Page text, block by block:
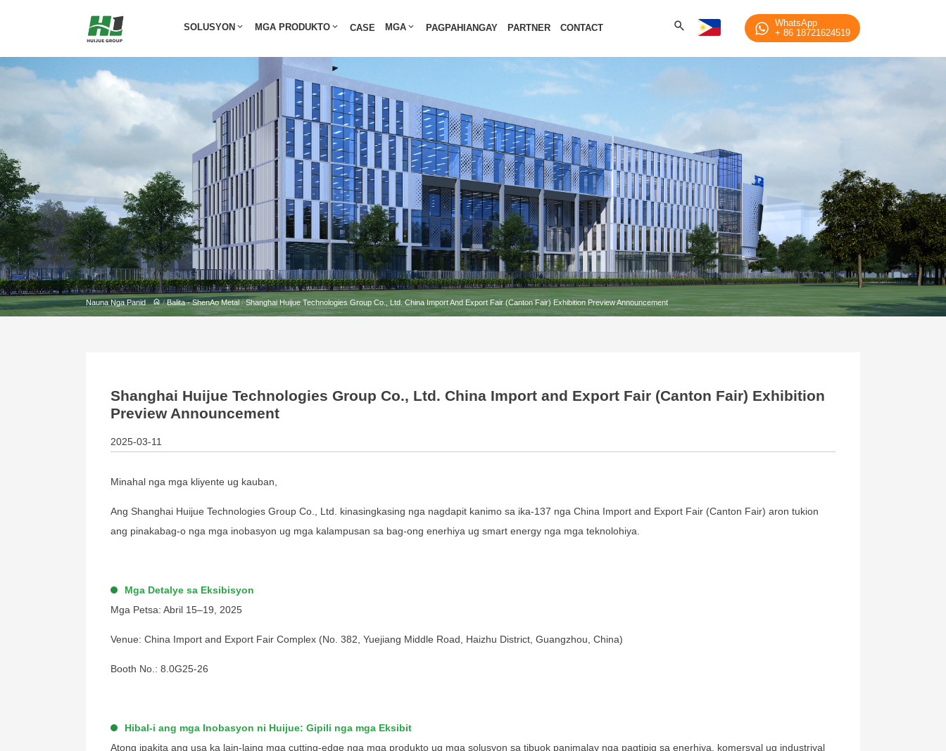
SOLUSYON MGA PRODUKTO CASE MGA PAGPAHIANGAY PARTNER CONTACT
WhatsApp
+ 86 18721624519
Balita - ShenAo Metal
Nauna Nga Panid /Balita - ShenAo Metal/Shanghai Huijue Technologies Group Co., Ltd. China Import And Export Fair (Canton Fair) Exhibition Preview Announcement
Shanghai Huijue Technologies Group Co., Ltd. China Import and Export Fair (Canton Fair) Exhibition
Preview Announcement
2025-03-11
Minahal nga mga kliyente ug kauban,
Ang Shanghai Huijue Technologies Group Co., Ltd. kinasingkasing nga nagdapit kanimo sa ika-137 nga China Import and Export Fair (Canton Fair) aron tukion
ang pinakabag-o nga mga inobasyon ug mga kalampusan sa bag-ong enerhiya ug smart energy nga mga teknolohiya.
Mga Detalye sa Eksibisyon
Mga Petsa: Abril 15–19, 2025
Venue: China Import and Export Fair Complex (No. 382, ​​Yuejiang Middle Road, Haizhu District, Guangzhou, China)
Booth No.: 8.0G25-26
Hibal-i ang mga Inobasyon ni Huijue: Gipili nga mga Eksibit
Atong ipakita ang usa ka lain-laing mga cutting-edge nga mga produkto ug mga solusyon sa tibuok panimalay nga pagtipig sa enerhiya, komersyal ug industriyal